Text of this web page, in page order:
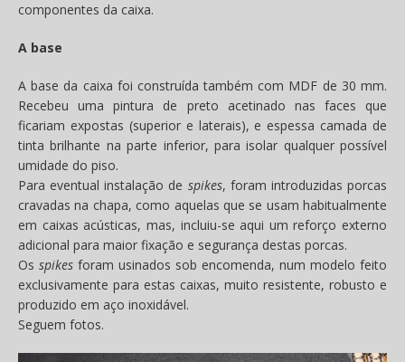
componentes da caixa.
A base
A base da caixa foi construída também com MDF de 30 mm.
Recebeu uma pintura de preto acetinado nas faces que
ficariam expostas (superior e laterais), e espessa camada de
tinta brilhante na parte inferior, para isolar qualquer possível
umidade do piso.
Para eventual instalação de spikes, foram introduzidas porcas
cravadas na chapa, como aquelas que se usam habitualmente
em caixas acústicas, mas, incluiu-se aqui um reforço externo
adicional para maior fixação e segurança destas porcas.
Os spikes foram usinados sob encomenda, num modelo feito
exclusivamente para estas caixas, muito resistente, robusto e
produzido em aço inoxidável.
Seguem fotos.